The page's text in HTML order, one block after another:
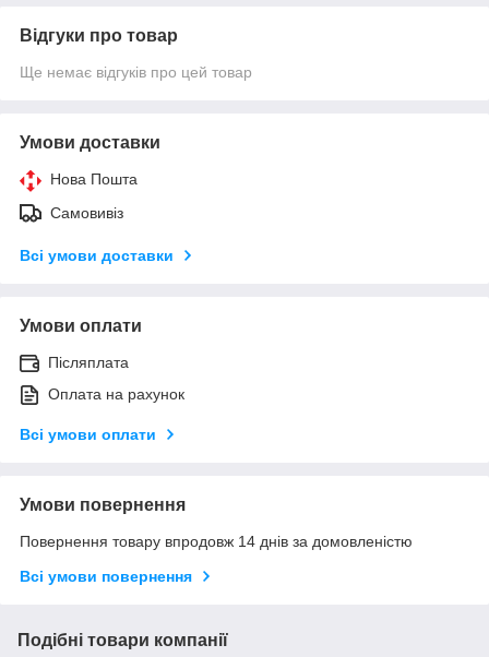
Відгуки про товар
Ще немає відгуків про цей товар
Умови доставки
Нова Пошта
Самовивіз
Всі умови доставки
Умови оплати
Післяплата
Оплата на рахунок
Всі умови оплати
Умови повернення
Повернення товару впродовж 14 днів за домовленістю
Всі умови повернення
Подібні товари компанії